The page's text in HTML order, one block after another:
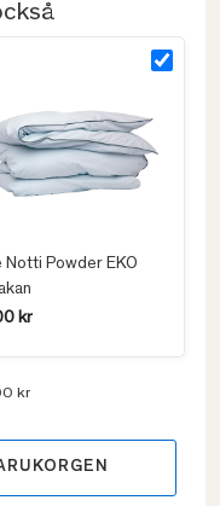
Notti Powder EKO
kr
kr